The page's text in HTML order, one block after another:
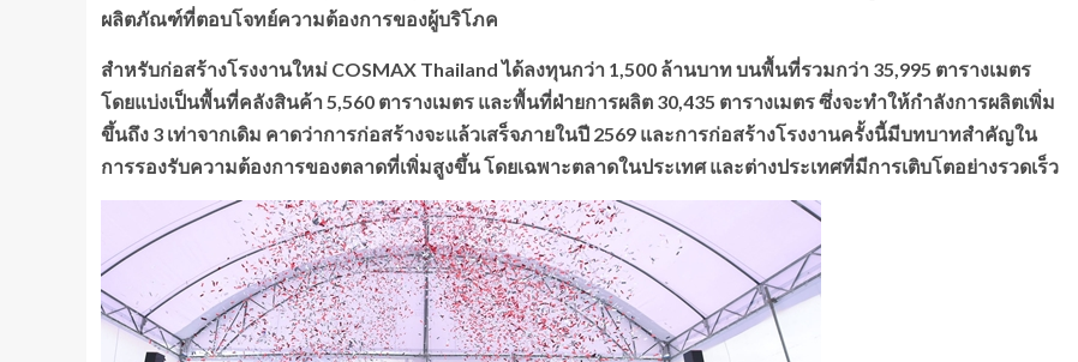
ผลิตภัณฑ์ที่ตอบโจทย์ความต้องการของผู้บริโภค
สำหรับก่อสร้างโรงงานใหม่ COSMAX Thailand ได้ลงทุนกว่า 1,500 ล้านบาท บนพื้นที่รวมกว่า 35,995 ตารางเมตร
โดยแบ่งเป็นพื้นที่คลังสินค้า 5,560 ตารางเมตร และพื้นที่ฝ่ายการผลิต 30,435 ตารางเมตร ซึ่งจะทำให้กำลังการผลิตเพิ่ม
ขึ้นถึง 3 เท่าจากเดิม คาดว่าการก่อสร้างจะแล้วเสร็จภายในปี 2569 และการก่อสร้างโรงงานครั้งนี้มีบทบาทสำคัญใน
การรองรับความต้องการของตลาดที่เพิ่มสูงขึ้น โดยเฉพาะตลาดในประเทศ และต่างประเทศที่มีการเติบโตอย่างรวดเร็ว